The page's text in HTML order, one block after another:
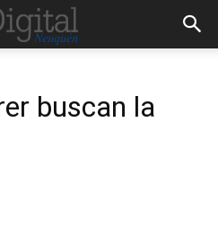
buscan la